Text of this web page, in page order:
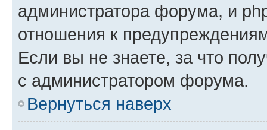
администратора форума, и
отношения к
Если вы не знаете, за что
с администратором форума.
Вернуться наверх